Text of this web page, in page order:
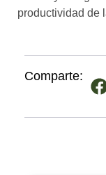
productividad de
Comparte: